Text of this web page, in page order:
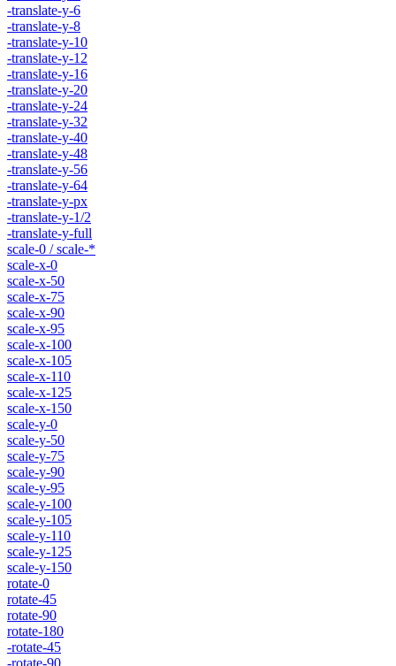
-translate-y-6
-translate-y-8
-translate-y-10
-translate-y-12
-translate-y-16
-translate-y-20
-translate-y-24
-translate-y-32
-translate-y-40
-translate-y-48
-translate-y-56
-translate-y-64
-translate-y-px
-translate-y-1/2
-translate-y-full
scale-0 / scale-*
scale-x-0
scale-x-50
scale-x-75
scale-x-90
scale-x-95
scale-x-100
scale-x-105
scale-x-110
scale-x-125
scale-x-150
scale-y-0
scale-y-50
scale-y-75
scale-y-90
scale-y-95
scale-y-100
scale-y-105
scale-y-110
scale-y-125
scale-y-150
rotate-0
rotate-45
rotate-90
rotate-180
-rotate-45
-rotate-90